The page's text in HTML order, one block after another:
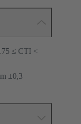
≤ CTI <
±0,3